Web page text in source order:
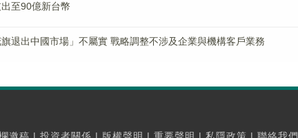
至90億新台幣
退出中國市場」不屬實 戰略調整不涉及企業與機構客戶業務